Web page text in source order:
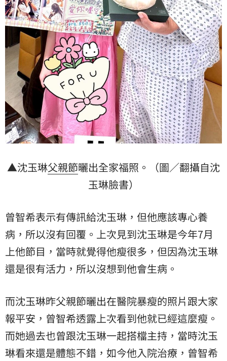
▲沈玉琳父親節曬出全家福照。（圖／翻攝自沈
玉琳臉書）
曾智希表示有傳訊給沈玉琳，但他應該專心養
病，所以沒有回覆。上次見到沈玉琳是今年7月
上他節目，當時就覺得他瘦很多，但因為沈玉琳
還是很有活力，所以沒想到他會生病。
而沈玉琳昨父親節曬出在醫院暴瘦的照片跟大家
報平安，曾智希透露上次看到他就已經這麼瘦。
而她過去也曾跟沈玉琳一起搭檔主持，當時沈玉
琳看來還是體態不錯，如今他入院治療，曾智希